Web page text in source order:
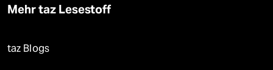
Mehr taz Lesestoff
taz Blogs